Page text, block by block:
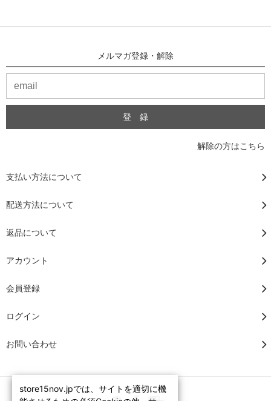
メルマガ登録・解除
解除の方はこちら
支払い方法について
配送方法について
返品について
アカウント
会員登録
ログイン
お問い合わせ
store15nov.jpでは、サイトを適切に機